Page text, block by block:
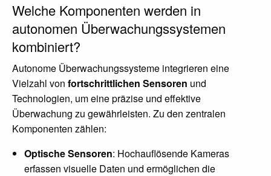
Welche Komponenten werden in
autonomen Überwachungssystemen
kombiniert?
Autonome Überwachungssysteme integrieren eine
Vielzahl von fortschrittlichen Sensoren und
Technologien, um eine präzise und effektive
Überwachung zu gewährleisten. Zu den zentralen
Komponenten zählen:
Optische Sensoren: Hochauflösende Kameras
erfassen visuelle Daten und ermöglichen die